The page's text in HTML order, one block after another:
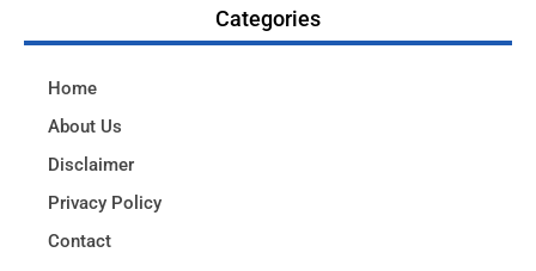
Categories
Home
About Us
Disclaimer
Privacy Policy
Contact